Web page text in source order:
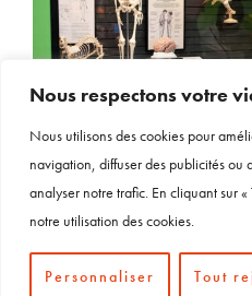
Nous respectons votre
Nous utilisons des cookies pour
navigation, diffuser des publicités ou
analyser notre trafic. En cliquant sur
notre utilisation des cookies.
Personnaliser Tout